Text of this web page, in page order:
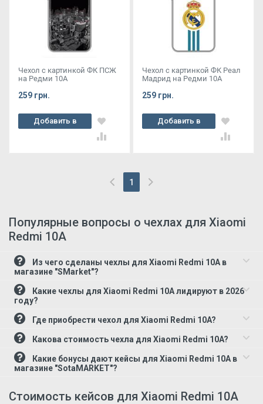
Чехол с картинкой ФК ПСЖ
на Редми 10А
259 грн.
Добавить в
корзину
Чехол с картинкой ФК Реал
Мадрид на Редми 10А
259 грн.
Добавить в
корзину
1
(current)
Популярные вопросы о чехлах для Xiaomi
Redmi 10A
магазине "SMarket"?
году?
Где приобрести чехол для Xiaomi Redmi 10A?
Какова стоимость чехла для Xiaomi Redmi 10A?
магазине "SotaMARKET"?
Стоимость кейсов для Xiaomi Redmi 10A